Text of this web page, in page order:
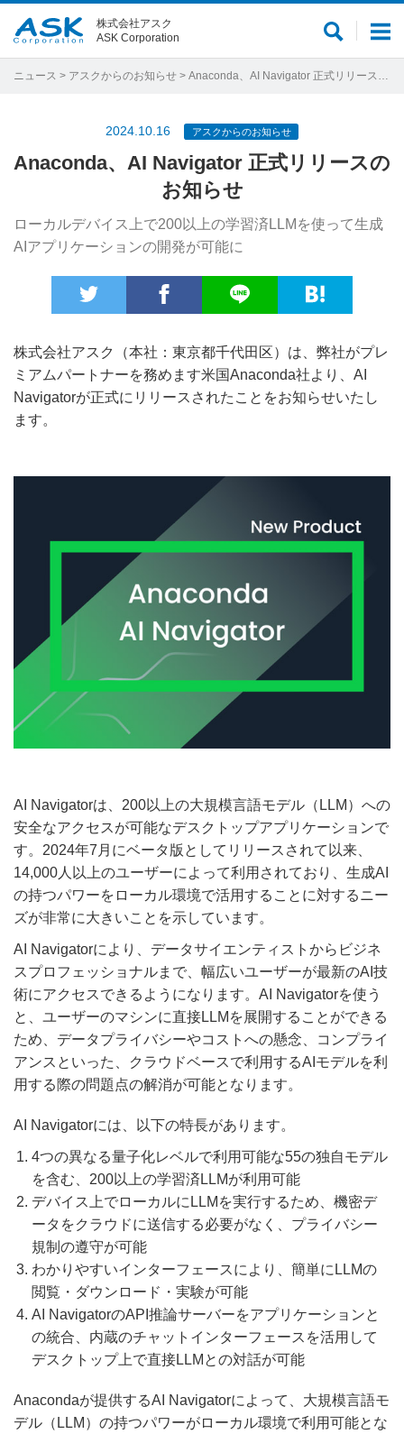
メ
ュ
サ
ト
株式会社アスク
ASK Corporation
ニュース > アスクからのお知らせ > Anaconda、AI Navigator 正式リリースのお知らせ
2024.10.16 アスクからのお知らせ
Anaconda、AI Navigator 正式リリースの
お知らせ
ローカルデバイス上で200以上の学習済LLMを使って生成
AIアプリケーションの開発が可能に
株式会社アスク（本社：東京都千代田区）は、弊社がプレ
ミアムパートナーを務めます米国Anaconda社より、AI
Navigatorが正式にリリースされたことをお知らせいたし
ます。
AI Navigatorは、200以上の大規模言語モデル（LLM）への
安全なアクセスが可能なデスクトップアプリケーションで
す。2024年7月にベータ版としてリリースされて以来、
14,000人以上のユーザーによって利用されており、生成AI
の持つパワーをローカル環境で活用することに対するニー
ズが非常に大きいことを示しています。
AI Navigatorにより、データサイエンティストからビジネ
スプロフェッショナルまで、幅広いユーザーが最新のAI技
術にアクセスできるようになります。AI Navigatorを使う
と、ユーザーのマシンに直接LLMを展開することができる
ため、データプライバシーやコストへの懸念、コンプライ
アンスといった、クラウドベースで利用するAIモデルを利
用する際の問題点の解消が可能となります。
AI Navigatorには、以下の特長があります。
4つの異なる量子化レベルで利用可能な55の独自モデル
を含む、200以上の学習済LLMが利用可能
デバイス上でローカルにLLMを実行するため、機密デ
ータをクラウドに送信する必要がなく、プライバシー
規制の遵守が可能
わかりやすいインターフェースにより、簡単にLLMの
閲覧・ダウンロード・実験が可能
AI NavigatorのAPI推論サーバーをアプリケーションと
の統合、内蔵のチャットインターフェースを活用して
デスクトップ上で直接LLMとの対話が可能
Anacondaが提供するAI Navigatorによって、大規模言語モ
デル（LLM）の持つパワーがローカル環境で利用可能とな